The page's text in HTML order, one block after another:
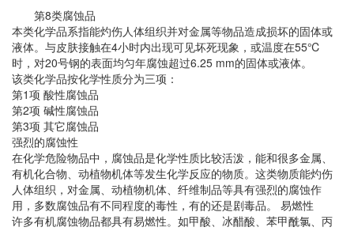
第8类腐蚀品
本类化学品系指能灼伤人体组织并对金属等物品造成损坏的固体或
液体。与皮肤接触在4小时内出现可见坏死现象，或温度在55℃
时，对20号钢的表面均匀年腐蚀超过6.25 mm的固体或液体。
该类化学品按化学性质分为三项：
第1项 酸性腐蚀品
第2项 碱性腐蚀品
第3项 其它腐蚀品
强烈的腐蚀性
在化学危险物品中，腐蚀品是化学性质比较活泼，能和很多金属、
有机化合物、动植物机体等发生化学反应的物质。这类物质能灼伤
人体组织，对金属、动植物机体、纤维制品等具有强烈的腐蚀作
用，多数腐蚀品有不同程度的毒性，有的还是剧毒品。 易燃性
许多有机腐蚀物品都具有易燃性。如甲酸、冰醋酸、苯甲酰氯、丙